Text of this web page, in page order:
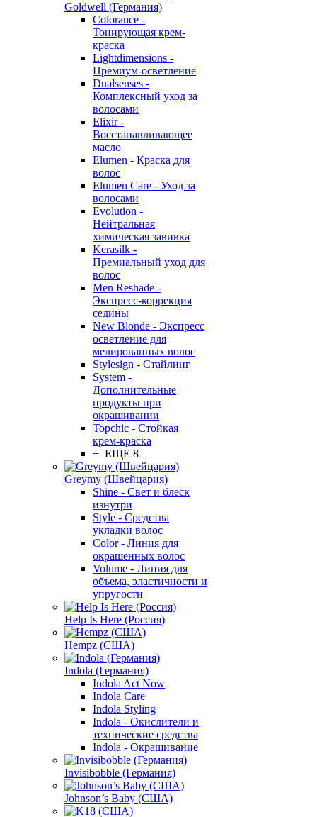
Goldwell (Германия)
Colorance -
Тонирующая крем-
краска
Lightdimensions -
Премиум-осветление
Dualsenses -
Комплексный уход за
волосами
Elixir -
Восстанавливающее
масло
Elumen - Краска для
волос
Elumen Care - Уход за
волосами
Evolution -
Нейтральная
химическая завивка
Kerasilk -
Премиальный уход для
волос
Men Reshade -
Экспресс-коррекция
седины
New Blonde - Экспресс
осветление для
мелированных волос
Stylesign - Стайлинг
System -
Дополнительные
продукты при
окрашивании
Topchic - Стойкая
крем-краска
+ ЕЩЕ 8
Greymy (Швейцария)
Shine - Свет и блеск
изнутри
Style - Средства
укладки волос
Color - Линия для
окрашенных волос
Volume - Линия для
объема, эластичности и
упругости
Help Is Here (Россия)
Hempz (США)
Indola (Германия)
Indola Act Now
Indola Care
Indola Styling
Indola - Окислители и
технические средства
Indola - Окрашивание
Invisibobble (Германия)
Johnson’s Baby (США)